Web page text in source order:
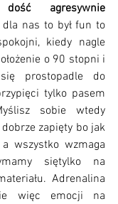
agresywnie
dla nas to był fun to
kiedy nagle
o 90 stopni i
prostopadle do
tylko pasem
sobie wtedy
dobrze zapięty bo jak
wszystko wzmaga
siętylko na
Adrenalina
więc emocji na